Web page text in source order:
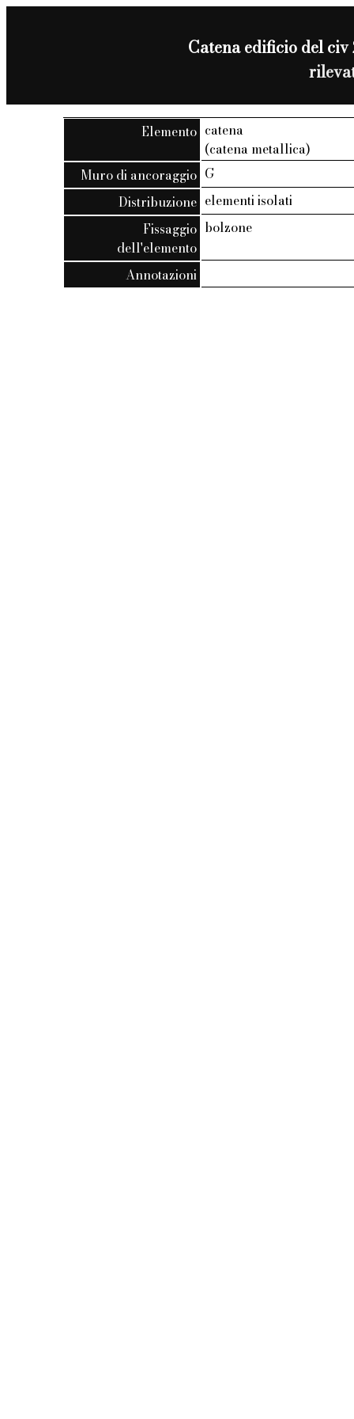
Catena edificio del
Elemento catena
(catena metallica)
Muro di ancoraggio G
Distribuzione elementi isolati
Fissaggio
dell'elemento
bolzone
Annotazioni